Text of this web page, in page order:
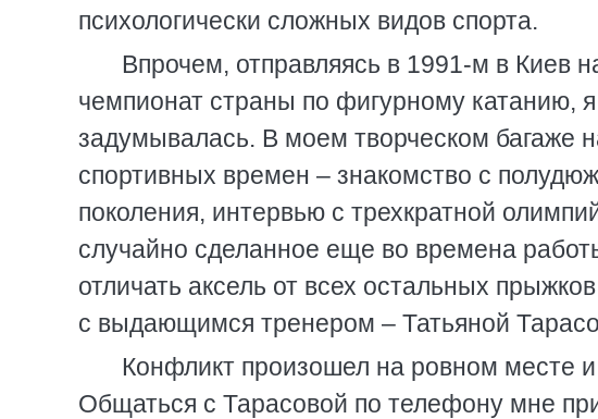
психологически сложных видов спорта.
Впрочем, отправляясь в 1991-м в Киев
чемпионат страны по фигурному катанию,
задумывалась. В моем творческом багаже
спортивных времен – знакомство с
поколения, интервью с трехкратной
случайно сделанное еще во времена
отличать аксель от всех остальных
с выдающимся тренером – Татьяной
Конфликт произошел на ровном месте
Общаться с Тарасовой по телефону мне